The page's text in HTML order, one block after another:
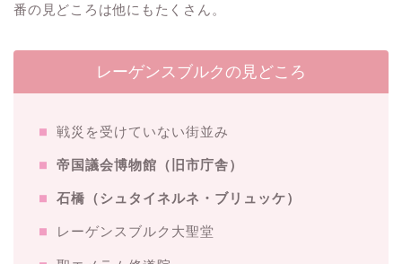
番の見どころは他にもたくさん。
レーゲンスブルクの見どころ
戦災を受けていない街並み
帝国議会博物館（旧市庁舎）
石橋（シュタイネルネ・ブリュッケ）
レーゲンスブルク大聖堂